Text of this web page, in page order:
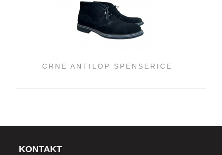
CRNE ANTILOP SPENSERICE
KONTAKT